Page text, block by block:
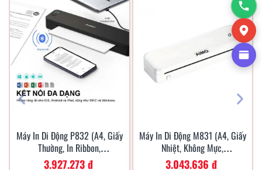
Xem Nhanh
Máy In Di Động P832 (A4, Giấy
Thường, In Ribbon,
Bluetooth/USB-C)
3.927.273 đ
Xem Nhanh
Máy In Di Động M831 (A4, Giấy
Nhiệt, Không Mực,
Bluetooth/USB-C)
3.043.636 đ